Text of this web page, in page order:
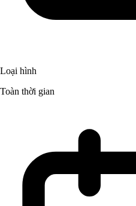
Loại hình
Toàn thời gian